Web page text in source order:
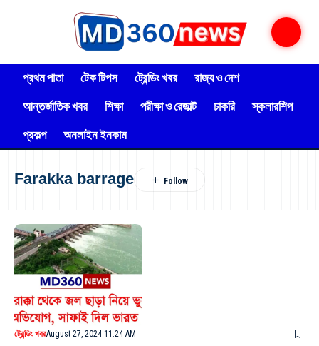
প্রথম পাতা টেক টিপস ট্রেন্ডিং খবর
রাজ্য ও দেশ
আন্তর্জাতিক খবর
শিক্ষা পরীক্ষা ও রেজাল্ট চাকরি
স্কলারশিপ
প্রকল্প
অনলাইন ইনকাম
Farakka barrage
ট্রেন্ডিং খবরAugust 27, 2024 11:24 AM